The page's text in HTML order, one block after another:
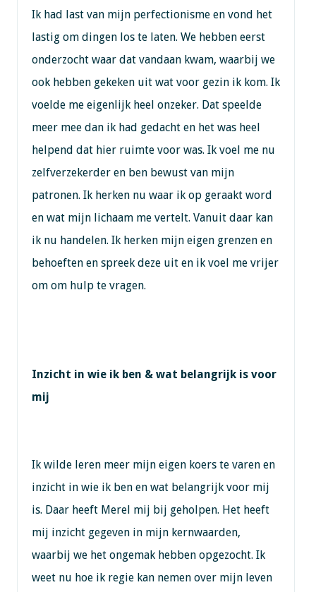
Ik had last van mijn perfectionisme en vond het
lastig om dingen los te laten. We hebben eerst
onderzocht waar dat vandaan kwam, waarbij we
ook hebben gekeken uit wat voor gezin ik kom. Ik
voelde me eigenlijk heel onzeker. Dat speelde
meer mee dan ik had gedacht en het was heel
helpend dat hier ruimte voor was. Ik voel me nu
zelfverzekerder en ben bewust van mijn
patronen. Ik herken nu waar ik op geraakt word
en wat mijn lichaam me vertelt. Vanuit daar kan
ik nu handelen. Ik herken mijn eigen grenzen en
behoeften en spreek deze uit en ik voel me vrijer
om om hulp te vragen.
Inzicht in wie ik ben & wat belangrijk is voor
mij
Ik wilde leren meer mijn eigen koers te varen en
inzicht in wie ik ben en wat belangrijk voor mij
is. Daar heeft Merel mij bij geholpen. Het heeft
mij inzicht gegeven in mijn kernwaarden,
waarbij we het ongemak hebben opgezocht. Ik
weet nu hoe ik regie kan nemen over mijn leven